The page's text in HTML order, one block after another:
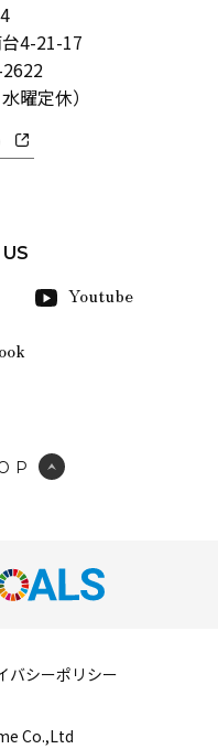
4-21-17
曜定休）
Youtube
バシーポリシー
Co.,Ltd